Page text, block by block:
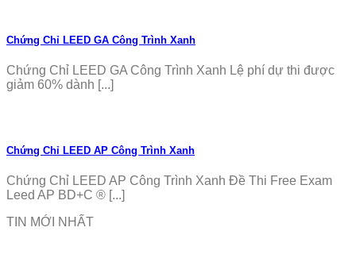
Chứng Chỉ LEED GA Công Trình Xanh
Chứng Chỉ LEED GA Công Trình Xanh Lệ phí dự thi được
giảm 60% dành [...]
Chứng Chỉ LEED AP Công Trình Xanh
Chứng Chỉ LEED AP Công Trình Xanh Đề Thi Free Exam
Leed AP BD+C ® [...]
TIN MỚI NHẤT